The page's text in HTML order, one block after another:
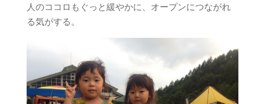
人のココロもぐっと緩やかに、オープンにつながれ
る気がする。